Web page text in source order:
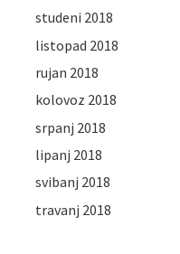
studeni 2018
listopad 2018
rujan 2018
kolovoz 2018
srpanj 2018
lipanj 2018
svibanj 2018
travanj 2018